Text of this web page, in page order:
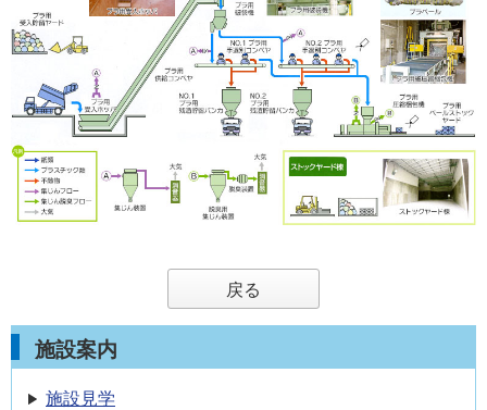
戻る
施設案内
施設見学